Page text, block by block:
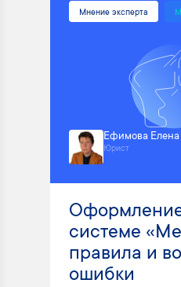
Мнение эксперта
Ефимова Елена
Юрист
системе
правила и
ошибки